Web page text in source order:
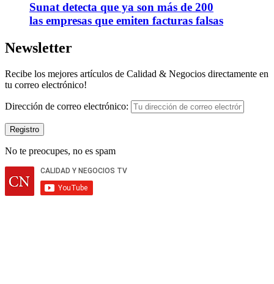
Sunat detecta que ya son más de 200
las empresas que emiten facturas falsas
Newsletter
Recibe los mejores artículos de Calidad & Negocios directamente en
tu correo electrónico!
Dirección de correo electrónico:
No te preocupes, no es spam